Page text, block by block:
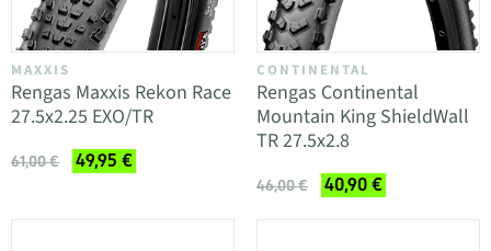
MAXXIS
Rengas Maxxis Rekon Race
27.5x2.25 EXO/TR
61,00 € 49,95 €
CONTINENTAL
Rengas Continental
Mountain King ShieldWall
TR 27.5x2.8
46,00 € 40,90 €